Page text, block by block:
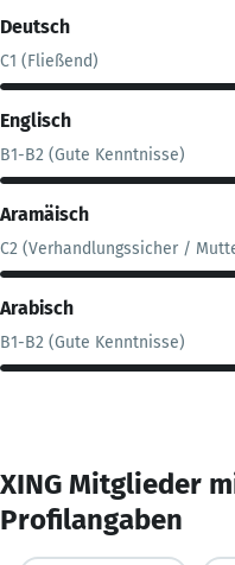
Deutsch
C1 (Fließend)
Englisch
B1-B2 (Gute Kenntnisse)
Aramäisch
C2 (Verhandlungssicher /
Arabisch
B1-B2 (Gute Kenntnisse)
XING Mitglieder
Profilangaben